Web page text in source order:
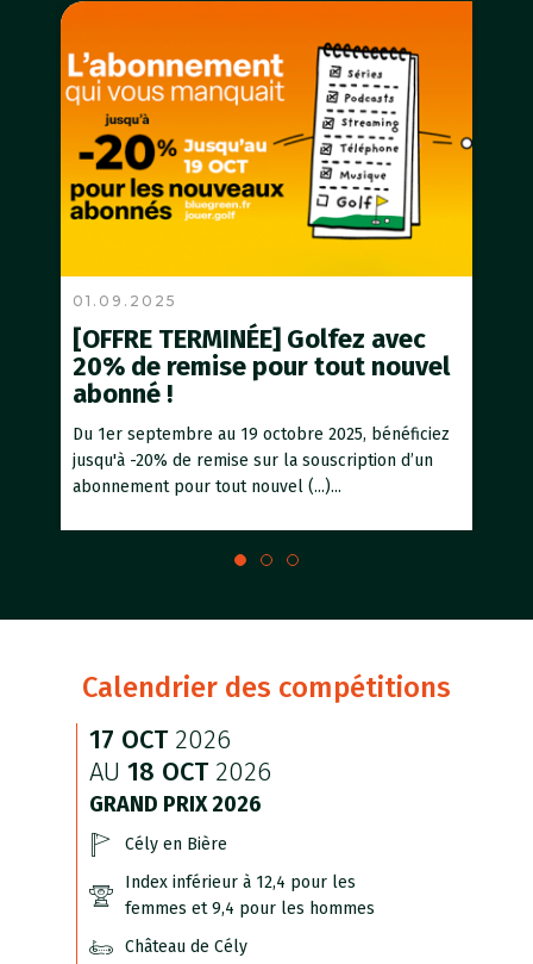
01.09.2025
[OFFRE TERMINÉE] Golfez avec
20% de remise pour tout nouvel
abonné !
Du 1er septembre au 19 octobre 2025, bénéficiez
jusqu'à -20% de remise sur la souscription d’un
abonnement pour tout nouvel (...)...
Calendrier des compétitions
17 OCT2026
AU 18 OCT2026
GRAND PRIX 2026
Cély en Bière
Index inférieur à 12,4 pour les
femmes et 9,4 pour les hommes
Château de Cély